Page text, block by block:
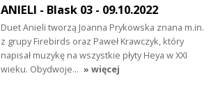
ANIELI - Blask 03 - 09.10.2022
Duet Anieli tworzą Joanna Prykowska znana m.in.
z grupy Firebirds oraz Paweł Krawczyk, który
napisał muzykę na wszystkie płyty Heya w XXI
wieku. Obydwoje… » więcej